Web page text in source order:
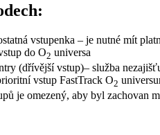
vstupenka – je nutné mít
do O2 universa
(dřívější vstup)– služba
vstup FastTrack O2
je omezený, aby byl zachovan